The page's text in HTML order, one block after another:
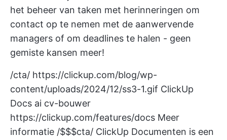
het beheer van taken met herinneringen om
contact op te nemen met de aanwervende
managers of om deadlines te halen - geen
gemiste kansen meer!
/cta/ https://clickup.com/blog/wp-
content/uploads/2024/12/ss3-1.gif ClickUp
Docs ai cv-bouwer
https://clickup.com/features/docs Meer
informatie /$$$cta/ ClickUp Documenten is een